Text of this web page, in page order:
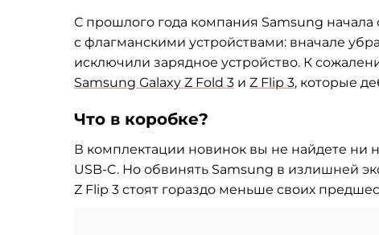
С прошлого года компания Samsung начала
с флагманскими устройствами: вначале
исключили зарядное устройство. К
Samsung Galaxy Z Fold 3 и Z Flip 3, которые
Что в коробке?
В комплектации новинок вы не найдете ни
USB-C. Но обвинять Samsung в излишней
Z Flip 3 стоят гораздо меньше своих